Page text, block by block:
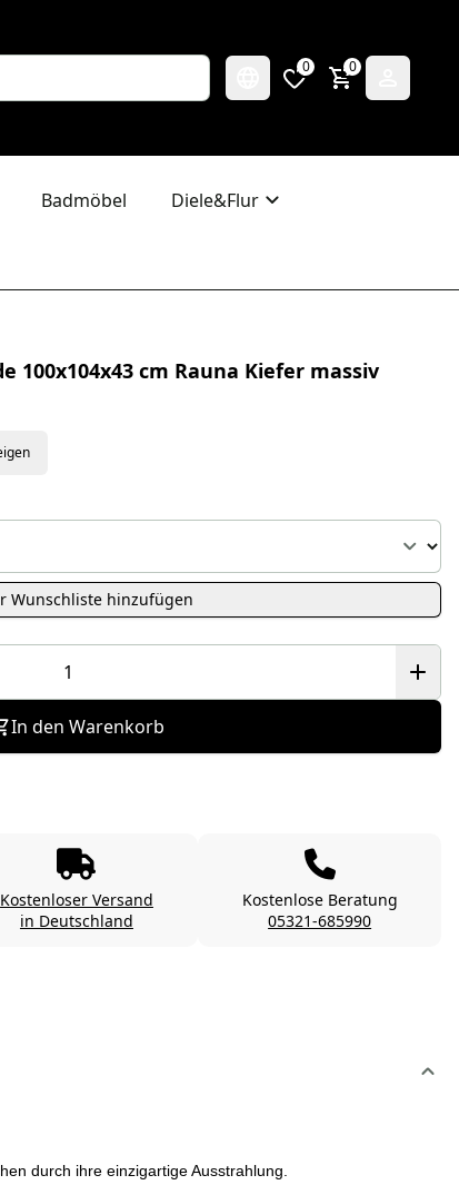
0 0
Badmöbel
Diele&Flur
100x104x43 cm Rauna Kiefer massiv
Wunschliste hinzufügen
In den Warenkorb
Kostenloser Versand
in Deutschland
Kostenlose Beratung
05321-685990
durch ihre einzigartige Ausstrahlung.